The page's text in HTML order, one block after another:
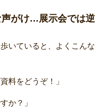
がけ…展示会では逆
いていると、よくこん
料をどうぞ！」
か？」